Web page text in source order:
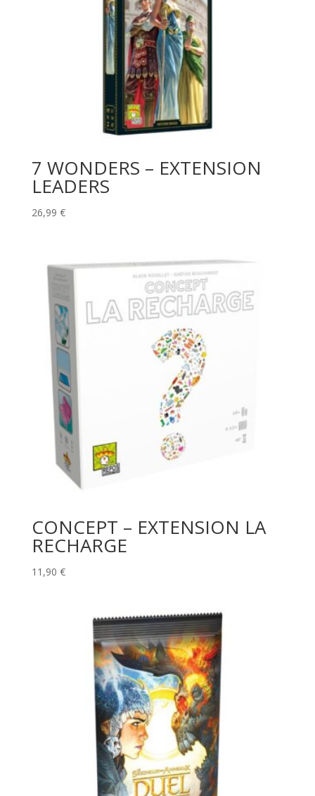
7 WONDERS – EXTENSION
LEADERS
26,99 €
CONCEPT – EXTENSION LA
RECHARGE
11,90 €